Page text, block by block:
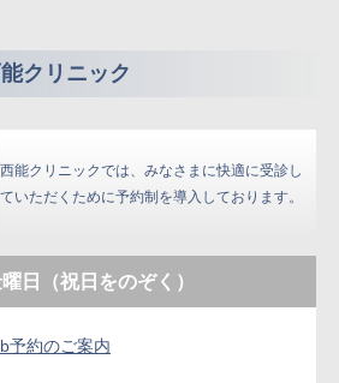
クリニック
西能クリニックでは、みなさまに快適に受診し
ていただくために予約制を導入しております。
日（祝日をのぞく）
予約のご案内